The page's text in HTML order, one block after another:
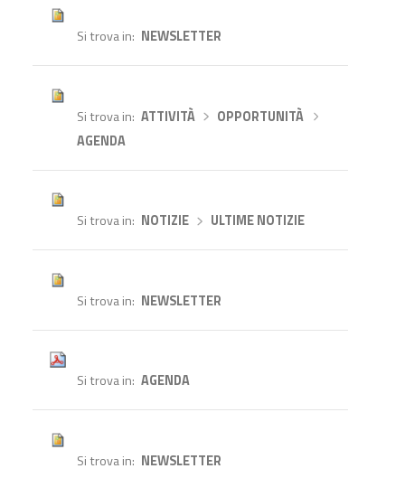
Si trova in NEWSLETTER
Si trova in ATTIVITÀ› OPPORTUNITÀ
AGENDA
Si trova in NOTIZIE› ULTIME NOTIZIE
Si trova in NEWSLETTER
Si trova in AGENDA
Si trova in NEWSLETTER